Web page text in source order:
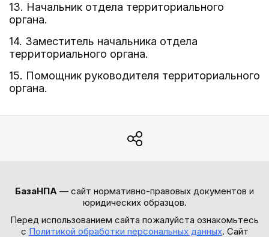
13. Начальник отдела территориального
органа.
14. Заместитель начальника отдела
территориального органа.
15. Помощник руководителя территориального
органа.
БазаНПА — сайт нормативно-правовых документов и
юридических образцов.
Перед использованием сайта пожалуйста ознакомьтесь
с Политикой обработки персональных данных. Сайт